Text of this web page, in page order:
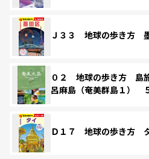
Ｊ３３ 地球の歩き方
０２ 地球の歩き方
呂麻島（奄美群島１）
Ｄ１７ 地球の歩き方